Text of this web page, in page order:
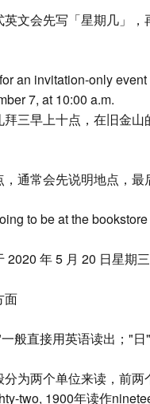
文会先写「星期几」
an invitation-only
7, at 10:00 a.m.
三早上十点，在旧金
通常会先说明地点，最
to be at the
2020 年 5 月 20 日星期
面
般直接用英语读出；"日
为两个单位来读，前
two, 1900年读作